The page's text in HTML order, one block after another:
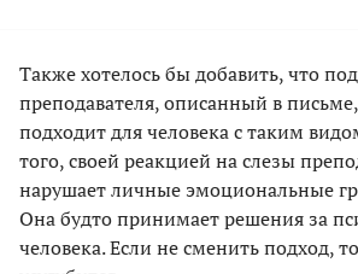
Также хотелось бы добавить, что
преподавателя, описанный в
подходит для человека с таким
того, своей реакцией на слезы
нарушает личные эмоциональные
Она будто принимает решения за
человека. Если не сменить подход,